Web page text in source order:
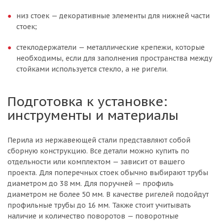
низ стоек — декоративные элементы для нижней части
стоек;
стеклодержатели — металлические крепежи, которые
необходимы, если для заполнения пространства между
стойками используется стекло, а не ригели.
Подготовка к установке:
инструменты и материалы
Перила из нержавеющей стали представляют собой
сборную конструкцию. Все детали можно купить по
отдельности или комплектом — зависит от вашего
проекта. Для поперечных стоек обычно выбирают трубы
диаметром до 38 мм. Для поручней — профиль
диаметром не более 50 мм. В качестве ригелей подойдут
профильные трубы до 16 мм. Также стоит учитывать
наличие и количество поворотов — поворотные